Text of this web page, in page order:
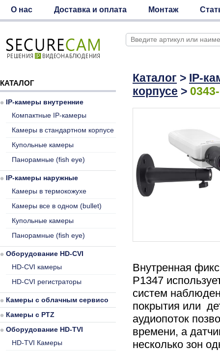
О нас Доставка и оплата Монтаж
Каталог > IP-
корпусе >
Внутренная
P1347
систем
покрытия или
аудиопоток
времени, а
несколько зон
КАТАЛОГ
IP-камеры внутренние
Компактные IP-камеры
Камеры в стандартном корпусе
Купольные камеры
Панорамные (fish eye)
IP-камеры наружные
Камеры в термокожухе
Камеры все в одном (bullet)
Купольные камеры
Панорамные (fish eye)
Оборудование HD-CVI
HD-CVI камеры
HD-CVI регистраторы
Камеры с облачным сервисом
Камеры с PTZ
Оборудование HD-TVI
HD-TVI Камеры